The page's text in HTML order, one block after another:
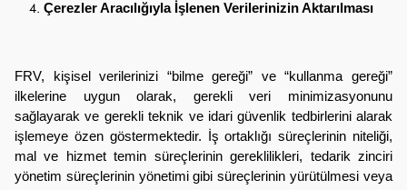
Çerezler Aracılığıyla İşlenen Verilerinizin Aktarılması
FRV, kişisel verilerinizi “bilme gereği” ve “kullanma gereği”
ilkelerine uygun olarak, gerekli veri minimizasyonunu
sağlayarak ve gerekli teknik ve idari güvenlik tedbirlerini alarak
işlemeye özen göstermektedir. İş ortaklığı süreçlerinin niteliği,
mal ve hizmet temin süreçlerinin gereklilikleri, tedarik zinciri
yönetim süreçlerinin yönetimi gibi süreçlerinin yürütülmesi veya